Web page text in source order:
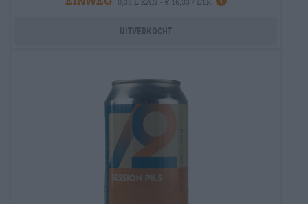
Uitverkocht